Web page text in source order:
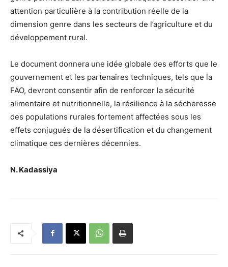
attention particulière à la contribution réelle de la
dimension genre dans les secteurs de l’agriculture et du
développement rural.
Le document donnera une idée globale des efforts que le
gouvernement et les partenaires techniques, tels que la
FAO, devront consentir afin de renforcer la sécurité
alimentaire et nutritionnelle, la résilience à la sécheresse
des populations rurales fortement affectées sous les
effets conjugués de la désertification et du changement
climatique ces dernières décennies.
N. Kadassiya